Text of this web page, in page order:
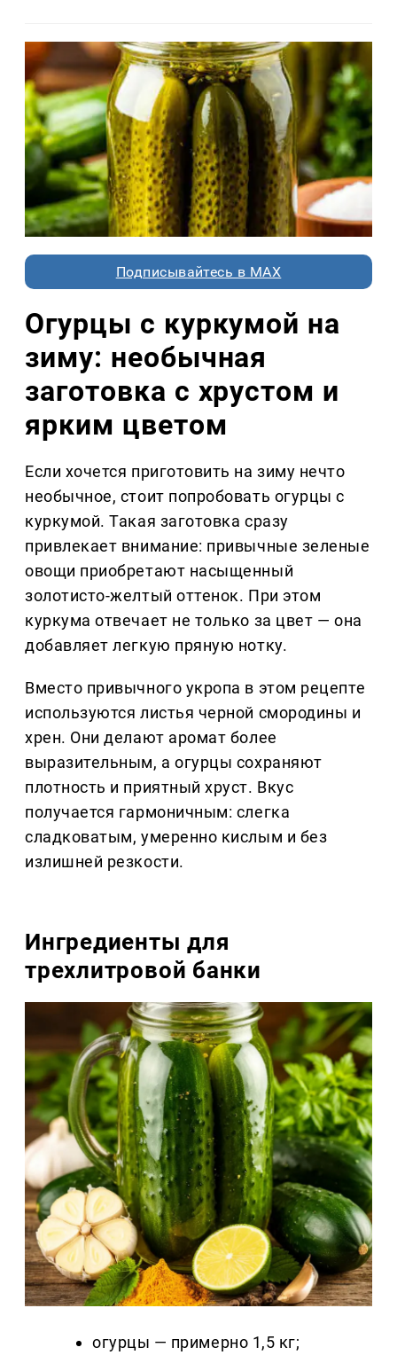
Подписывайтесь в MAX
Огурцы с куркумой на
зиму: необычная
заготовка с хрустом и
ярким цветом
Если хочется приготовить на зиму нечто
необычное, стоит попробовать огурцы с
куркумой. Такая заготовка сразу
привлекает внимание: привычные зеленые
овощи приобретают насыщенный
золотисто-желтый оттенок. При этом
куркума отвечает не только за цвет — она
добавляет легкую пряную нотку.
Вместо привычного укропа в этом рецепте
используются листья черной смородины и
хрен. Они делают аромат более
выразительным, а огурцы сохраняют
плотность и приятный хруст. Вкус
получается гармоничным: слегка
сладковатым, умеренно кислым и без
излишней резкости.
Ингредиенты для
трехлитровой банки
огурцы — примерно 1,5 кг;